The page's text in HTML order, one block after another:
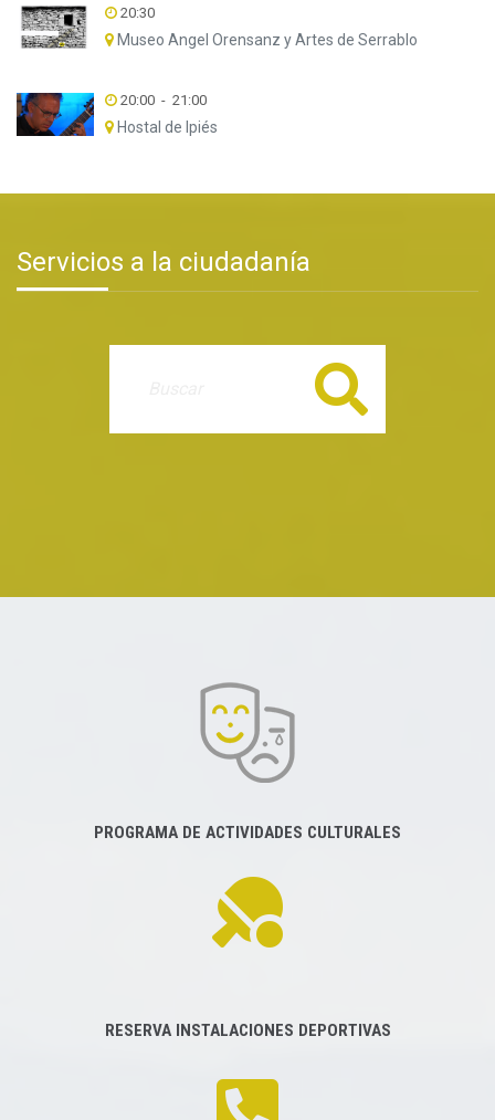
20:30
Museo Angel Orensanz y Artes de Serrablo
20:00 - 21:00
Hostal de Ipiés
Servicios a la ciudadanía
Buscar
PROGRAMA DE ACTIVIDADES CULTURALES
RESERVA INSTALACIONES DEPORTIVAS